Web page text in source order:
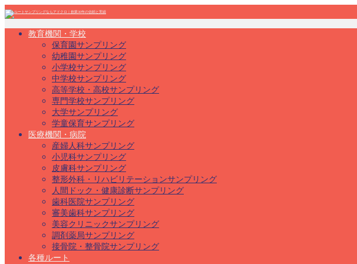
教育機関・学校
保育園サンプリング
幼稚園サンプリング
小学校サンプリング
中学校サンプリング
高等学校・高校サンプリング
専門学校サンプリング
大学サンプリング
学童保育サンプリング
医療機関・病院
産婦人科サンプリング
小児科サンプリング
皮膚科サンプリング
整形外科・リハビリテーションサンプリング
人間ドック・健康診断サンプリング
歯科医院サンプリング
審美歯科サンプリング
美容クリニックサンプリング
調剤薬局サンプリング
接骨院・整骨院サンプリング
各種ルート